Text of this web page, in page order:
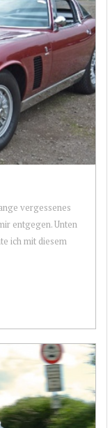
vergessenes
entgegen. Unten
ich mit diesem